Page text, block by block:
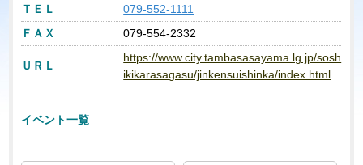
ＴＥＬ
079-552-1111
ＦＡＸ
079-554-2332
ＵＲＬ
https://www.city.tambasasayama.lg.jp/sosh
ikikarasagasu/jinkensuishinka/index.html
イベント一覧